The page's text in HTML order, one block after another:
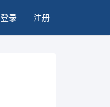
登录 注册